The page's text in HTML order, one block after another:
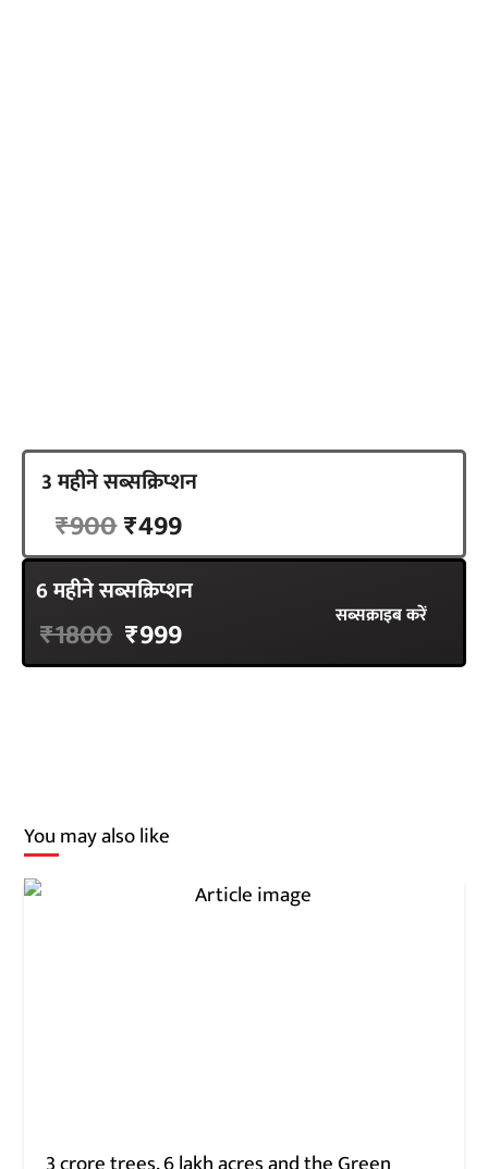
3 महीने सब्सक्रिप्शन
₹900₹499
6 महीने सब्सक्रिप्शन
₹1800 ₹999 सब्सक्राइब करें
You may also like